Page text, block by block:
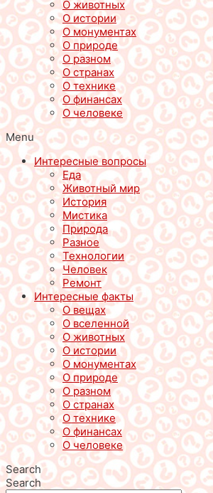
О животных
О истории
О монументах
О природе
О разном
О странах
О технике
О финансах
О человеке
Menu
Интересные вопросы
Еда
Животный мир
История
Мистика
Природа
Разное
Технологии
Человек
Ремонт
Интересные факты
О вещах
О вселенной
О животных
О истории
О монументах
О природе
О разном
О странах
О технике
О финансах
О человеке
Search
Search